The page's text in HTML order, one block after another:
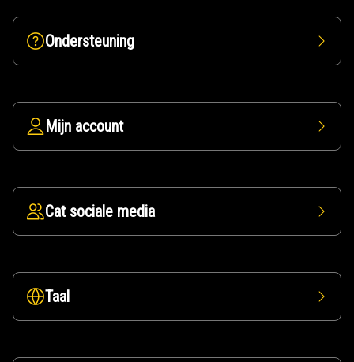
Ondersteuning
Mijn account
Cat sociale media
Taal